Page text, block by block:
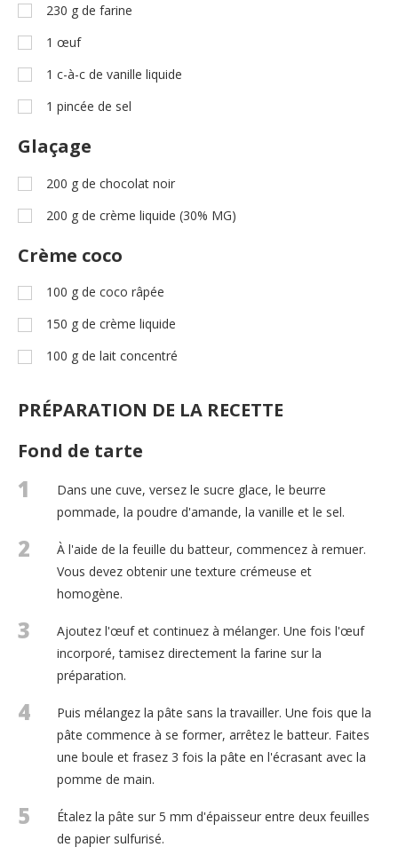
230 g de farine
1 œuf
1 c-à-c de vanille liquide
1 pincée de sel
Glaçage
200 g de chocolat noir
200 g de crème liquide (30% MG)
Crème coco
100 g de coco râpée
150 g de crème liquide
100 g de lait concentré
PRÉPARATION DE LA RECETTE
Fond de tarte
1
Dans une cuve, versez le sucre glace, le beurre
pommade, la poudre d'amande, la vanille et le sel.
2
À l'aide de la feuille du batteur, commencez à remuer.
Vous devez obtenir une texture crémeuse et
homogène.
3
Ajoutez l'œuf et continuez à mélanger. Une fois l'œuf
incorporé, tamisez directement la farine sur la
préparation.
4
Puis mélangez la pâte sans la travailler. Une fois que la
pâte commence à se former, arrêtez le batteur. Faites
une boule et frasez 3 fois la pâte en l'écrasant avec la
pomme de main.
5
Étalez la pâte sur 5 mm d'épaisseur entre deux feuilles
de papier sulfurisé.